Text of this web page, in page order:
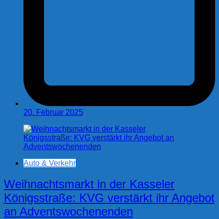
20. Februar 2025
Auto & Verkehr
Weihnachtsmarkt in der Kasseler
Königsstraße: KVG verstärkt ihr Angebot
an Adventswochenenden